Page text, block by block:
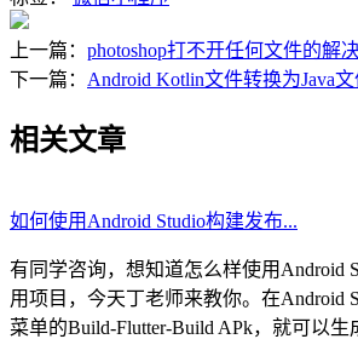
上一篇： photoshop打不开任何文件的解
下一篇： Android Kotlin文件转换为Java
相关文章
如何使用Android Studio构建发布...
有同学咨询，想知道怎么样使用Android
用项目，今天丁老师来教你。在Android
菜单的Build-Flutter-Build APk，就可以生